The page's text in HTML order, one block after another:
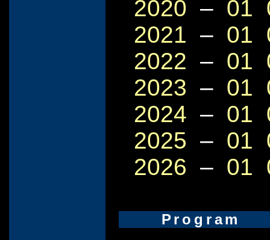
2020 – 01
2021 – 01
2022 – 01
2023 – 01
2024 – 01
2025 – 01
2026 – 01
Program